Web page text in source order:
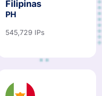
Filipinas
PH
545,729 IPs